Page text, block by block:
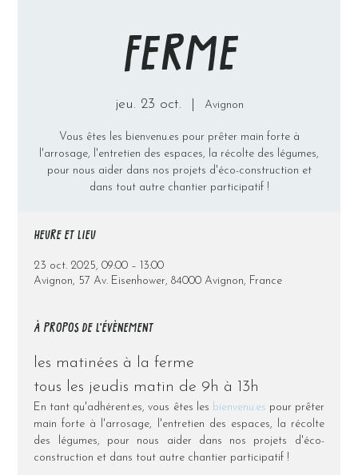
FERME
jeu. 23 oct. Avignon
Vous êtes les bienvenu.es pour prêter main forte à
l'arrosage, l'entretien des espaces, la récolte des légumes,
pour nous aider dans nos projets d'éco-construction et
dans tout autre chantier participatif !
HEURE ET LIEU
23 oct. 2025, 09:00 – 13:00
Avignon, 57 Av. Eisenhower, 84000 Avignon, France
À PROPOS DE L'ÉVÈNEMENT
les matinées à la ferme
tous les jeudis matin de 9h à 13h
En tant qu'adhérent.es, vous êtes les bienvenu.es pour prêter
main forte à l'arrosage, l'entretien des espaces, la récolte
des légumes, pour nous aider dans nos projets d'éco-
construction et dans tout autre chantier participatif !